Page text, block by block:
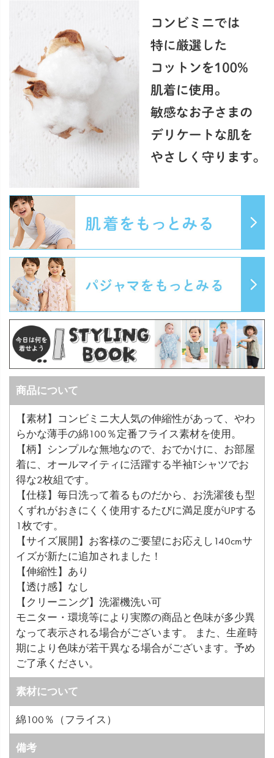
商品について
【素材】コンビミニ大人気の伸縮性があって、やわ
らかな薄手の綿100％定番フライス素材を使用。
【柄】シンプルな無地なので、おでかけに、お部屋
着に、オールマイティに活躍する半袖Tシャツでお
得な2枚組です。
【仕様】毎日洗って着るものだから、お洗濯後も型
くずれがおきにくく使用するたびに満足度がUPする
1枚です。
【サイズ展開】お客様のご要望にお応えし140cmサ
イズが新たに追加されました！
【伸縮性】あり
【透け感】なし
【クリーニング】洗濯機洗い可
モニター・環境等により実際の商品と色味が多少異
なって表示される場合がございます。 また、生産時
期により色味が若干異なる場合がございます。予め
ご了承ください。
素材について
綿100％（フライス）
備考